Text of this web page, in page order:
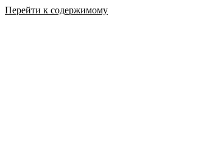
Перейти к содержимому